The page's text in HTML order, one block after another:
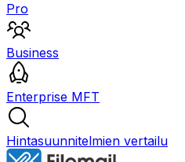
Pro
Business
Enterprise MFT
Hintasuunnitelmien vertailu